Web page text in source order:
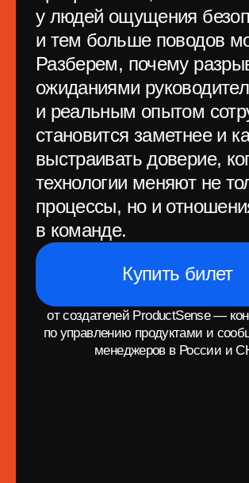
становится заметнее и как
выстраивать доверие, когда
технологии меняют не только
процессы, но и отношения
в команде.
Купить билет
от создателей ProductSense — конференции
по управлению продуктами и сообщества ИТ-
менеджеров в России и СНГ